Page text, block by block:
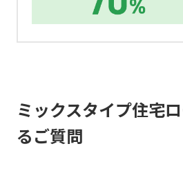
ミックスタイプ住宅
るご質問